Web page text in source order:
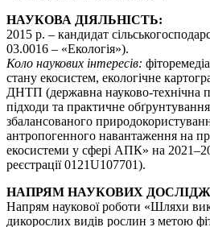
НАУКОВА ДІЯЛЬНІСТЬ:
2015 р. – кандидат
03.0016 – «Екологія»).
Коло наукових інтересів:
стану екосистем, екологічне
ДНТП (державна науково-технічна
підходи та практичне
збалансованого
антропогенного навантаження на
екосистеми у сфері АПК» на
реєстрації 0121U107701).
НАПРЯМ НАУКОВИХ
Напрям наукової роботи «Шляхи
дикорослих видів рослин з метою